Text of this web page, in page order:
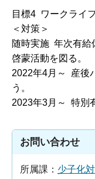
目標4 ワークライ
＜対策＞
随時実施 年次有給
啓蒙活動を図る。
2022年4月～ 産後
う。
2023年3月～ 特別
お問い合わせ
所属課： 少子化